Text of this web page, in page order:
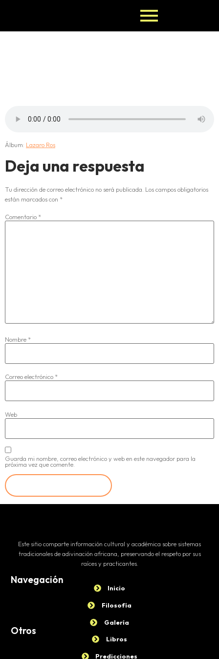
Álbum: Lazaro Ros
Deja una respuesta
Tu dirección de correo electrónico no será publicada. Los campos obligatorios
están marcados con *
Comentario *
Nombre *
Correo electrónico *
Web
Guarda mi nombre, correo electrónico y web en este navegador para la
próxima vez que comente.
Este sitio comparte información cultural y académica sobre sistemas
tradicionales de adivinación africana, preservando el respeto por sus
raíces y practicantes.
Navegación
Inicio
Filosofía
Galería
Otros
Libros
Predicciones